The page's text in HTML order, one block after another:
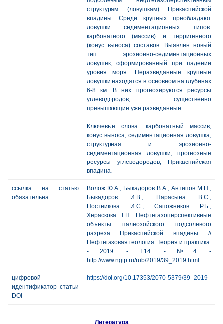
структурам (ловушкам) Прикаспийской
впадины. Среди крупных преобладают
ловушки седиментационных типов:
карбонатного (массив) и терригенного
(конус выноса) составов. Выявлен новый
тип эрозионно-седиментационных
ловушек, сформированный при падении
уровня моря. Неразведанные крупные
ловушки находятся в основном на глубинах
6-8 км. В них прогнозируются ресурсы
углеводородов, существенно
превышающие уже разведанные.
Ключевые слова: карбонатный массив,
конус выноса, cедиментационная ловушка,
структурная и эрозионно-
седиментационная ловушки, прогнозные
ресурсы углеводородов, Прикаспийская
впадина.
ссылка на статью
обязательна
Волож Ю.А., Быкадоров В.А., Антипов М.П.,
Быкадоров И.В., Парасына В.С.,
Постникова И.С., Сапожников Р.Б.,
Хераскова Т.Н. Нефтегазоперспективные
объекты палеозойского подсолевого
разреза Прикаспийской впадины //
Нефтегазовая геология. Теория и практика.
- 2019. - Т.14. - №4. -
http://www.ngtp.ru/rub/2019/39_2019.html
цифровой
идентификатор статьи
DOI
https://doi.org/10.17353/2070-5379/39_2019
Литература